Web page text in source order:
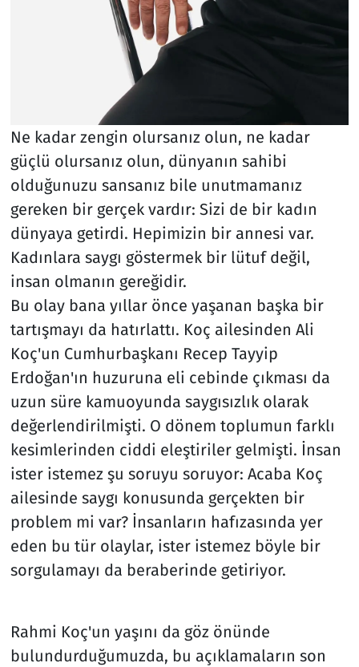
Ne kadar zengin olursanız olun, ne kadar
güçlü olursanız olun, dünyanın sahibi
olduğunuzu sansanız bile unutmamanız
gereken bir gerçek vardır: Sizi de bir kadın
dünyaya getirdi. Hepimizin bir annesi var.
Kadınlara saygı göstermek bir lütuf değil,
insan olmanın gereğidir.
Bu olay bana yıllar önce yaşanan başka bir
tartışmayı da hatırlattı. Koç ailesinden Ali
Koç'un Cumhurbaşkanı Recep Tayyip
Erdoğan'ın huzuruna eli cebinde çıkması da
uzun süre kamuoyunda saygısızlık olarak
değerlendirilmişti. O dönem toplumun farklı
kesimlerinden ciddi eleştiriler gelmişti. İnsan
ister istemez şu soruyu soruyor: Acaba Koç
ailesinde saygı konusunda gerçekten bir
problem mi var? İnsanların hafızasında yer
eden bu tür olaylar, ister istemez böyle bir
sorgulamayı da beraberinde getiriyor.
Rahmi Koç'un yaşını da göz önünde
bulundurduğumuzda, bu açıklamaların son